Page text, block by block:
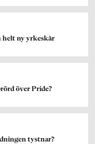
helt ny yrkeskår
över Pride?
tystnar?